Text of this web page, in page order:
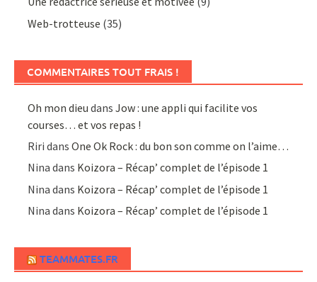
Web-trotteuse (35)
COMMENTAIRES TOUT FRAIS !
Oh mon dieu dansJow : une appli qui facilite vos
courses… et vos repas !
Riri dansOne Ok Rock : du bon son comme on l’aime…
Nina dans Koizora – Récap’ complet de l’épisode 1
Nina dans Koizora – Récap’ complet de l’épisode 1
Nina dans Koizora – Récap’ complet de l’épisode 1
TEAMMATES.FR